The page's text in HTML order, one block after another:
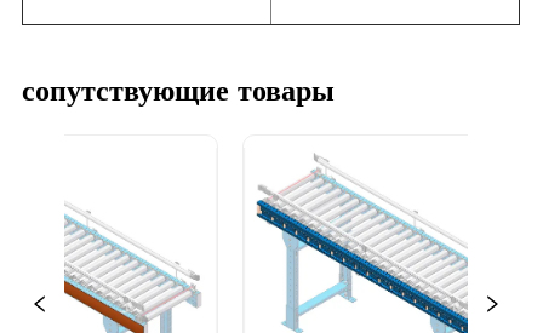
сопутствующие товары